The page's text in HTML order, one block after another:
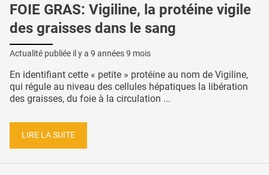
FOIE GRAS: Vigiline, la protéine vigile
des graisses dans le sang
Actualité publiée il y a 9 années 9 mois
En identifiant cette « petite » protéine au nom de Vigiline,
qui régule au niveau des cellules hépatiques la libération
des graisses, du foie à la circulation ...
LIRE LA SUITE